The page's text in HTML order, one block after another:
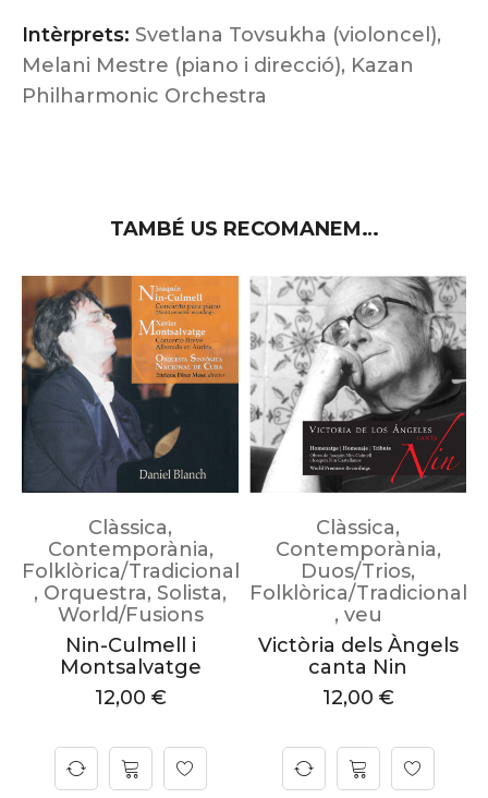
Intèrprets: Svetlana Tovsukha (violoncel),
Melani Mestre (piano i direcció), Kazan
Philharmonic Orchestra
TAMBÉ US RECOMANEM…
Clàssica,
Contemporània,
Folklòrica/Tradicional
, Orquestra, Solista,
World/Fusions
Nin-Culmell i
Montsalvatge
12,00 €
Clàssica,
Contemporània,
Duos/Trios,
Folklòrica/Tradicional
, veu
Victòria dels Àngels
canta Nin
12,00 €